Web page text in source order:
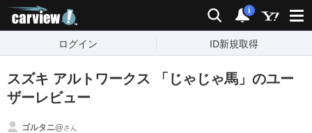
検索 通知
i
ログイン ID新規取得
スズキ アルトワークス 「じゃじゃ馬」のユー
ザーレビュー
ゴルタニ@さん